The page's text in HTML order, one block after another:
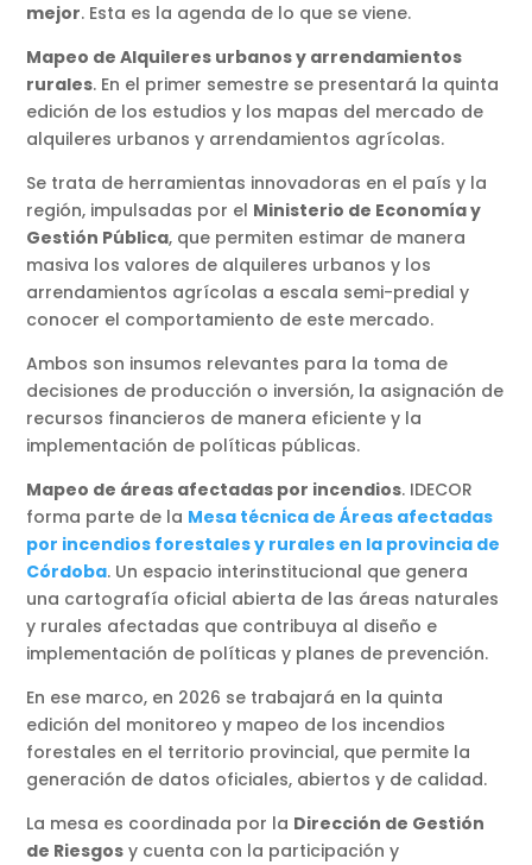
mejor. Esta es la agenda de lo que se viene.
Mapeo de Alquileres urbanos y arrendamientos
rurales. En el primer semestre se presentará la quinta
edición de los estudios y los mapas del mercado de
alquileres urbanos y arrendamientos agrícolas.
Se trata de herramientas innovadoras en el país y la
región, impulsadas por el Ministerio de Economía y
Gestión Pública, que permiten estimar de manera
masiva los valores de alquileres urbanos y los
arrendamientos agrícolas a escala semi-predial y
conocer el comportamiento de este mercado.
Ambos son insumos relevantes para la toma de
decisiones de producción o inversión, la asignación de
recursos financieros de manera eficiente y la
implementación de políticas públicas.
Mapeo de áreas afectadas por incendios. IDECOR
forma parte de la Mesa técnica de Áreas afectadas
por incendios forestales y rurales en la provincia de
Córdoba. Un espacio interinstitucional que genera
una cartografía oficial abierta de las áreas naturales
y rurales afectadas que contribuya al diseño e
implementación de políticas y planes de prevención.
En ese marco, en 2026 se trabajará en la quinta
edición del monitoreo y mapeo de los incendios
forestales en el territorio provincial, que permite la
generación de datos oficiales, abiertos y de calidad.
La mesa es coordinada por la Dirección de Gestión
de Riesgos y cuenta con la participación y